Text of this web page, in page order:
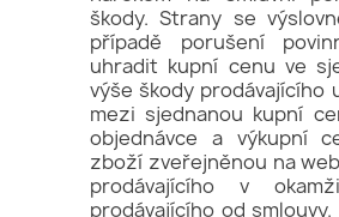
škody. Strany se
případě porušení
uhradit kupní cenu ve
výše škody prodávajícího
mezi sjednanou kupní
objednávce a výkupní
zboží zveřejněnou na
prodávajícího v
prodávajícího od